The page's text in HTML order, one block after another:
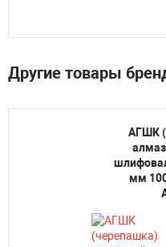
Другие товары
АГШК
мм